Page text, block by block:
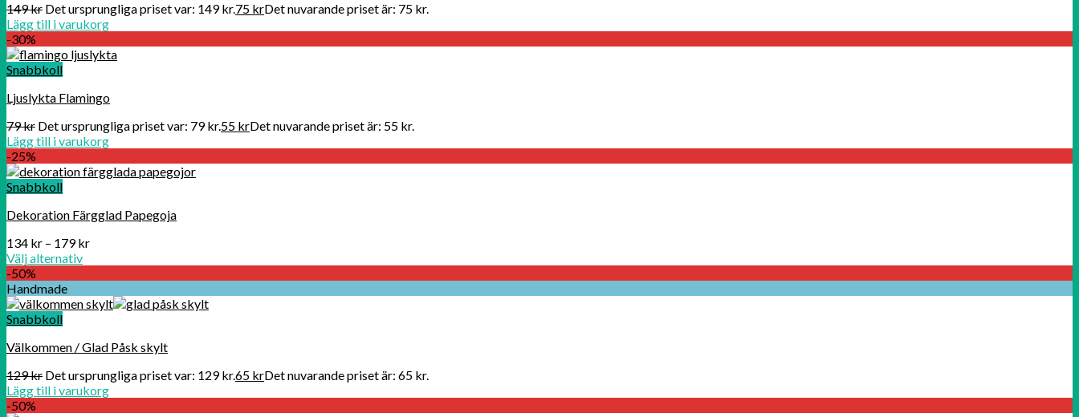
149kr Det ursprungliga priset var: 149 kr.75 krDet nuvarande priset är: 75 kr.
Lägg till i varukorg
-30%
Snabbkoll
Ljuslykta Flamingo
79kr Det ursprungliga priset var: 79 kr.55 krDet nuvarande priset är: 55 kr.
Lägg till i varukorg
-25%
Snabbkoll
Dekoration Färgglad Papegoja
134 kr – 179kr
Välj alternativ
-50%
Handmade
Snabbkoll
Välkommen / Glad Påsk skylt
129kr Det ursprungliga priset var: 129 kr.65 krDet nuvarande priset är: 65 kr.
Lägg till i varukorg
-50%